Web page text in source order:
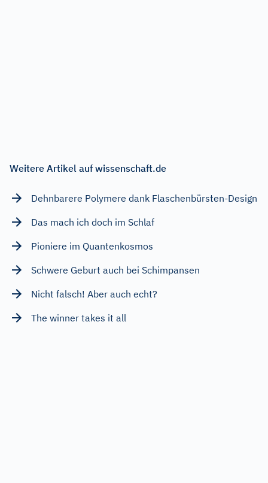
Weitere Artikel auf wissenschaft.de
Dehnbarere Polymere dank Flaschenbürsten-Design
Das mach ich doch im Schlaf
Pioniere im Quantenkosmos
Schwere Geburt auch bei Schimpansen
Nicht falsch! Aber auch echt?
The winner takes it all